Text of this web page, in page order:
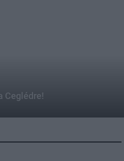
Ceglédre!